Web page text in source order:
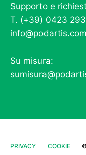
Supporto e
T. (+39) 0423 293
info@podartis.com
Su misura:
PRIVACY COOKIE